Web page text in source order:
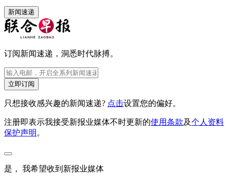
新闻速递
订阅新闻速递，洞悉时代脉搏。
立即订阅
只想接收感兴趣的新闻速递? 点击设置您的偏好。
注册即表示我接受新报业媒体不时更新的使用条款及个人资料
保护声明。
是， 我希望收到新报业媒体